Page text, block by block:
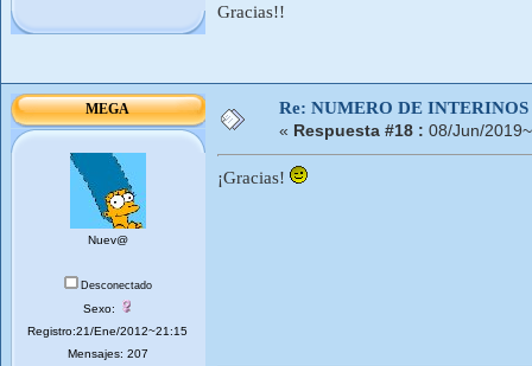
Gracias!!
MEGA
Nuev@
Desconectado
Sexo:
Registro:21/Ene/2012~21:15
Mensajes: 207
Re: NUMERO DE
« Respuesta #18 : 08/Jun/
¡Gracias!